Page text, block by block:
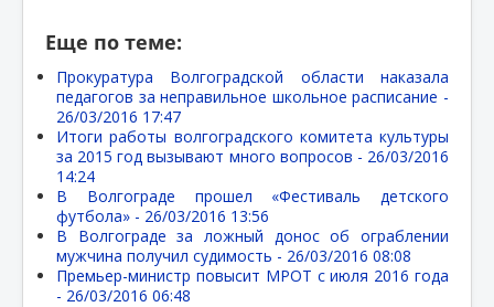
Еще по теме:
Прокуратура Волгоградской области наказала
педагогов за неправильное школьное расписание -
26/03/2016 17:47
Итоги работы волгоградского комитета культуры
за 2015 год вызывают много вопросов - 26/03/2016
14:24
В Волгограде прошел «Фестиваль детского
футбола» - 26/03/2016 13:56
В Волгограде за ложный донос об ограблении
мужчина получил судимость - 26/03/2016 08:08
Премьер-министр повысит МРОТ с июля 2016 года
- 26/03/2016 06:48